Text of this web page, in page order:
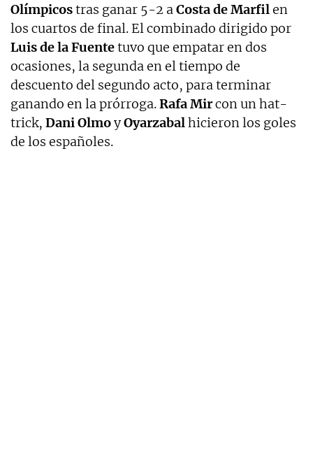
Olímpicostras ganar 5-2 aCosta de Marfilen
los cuartos de final. El combinado dirigido por
Luis de la Fuentetuvo que empatar en dos
ocasiones, la segunda en el tiempo de
descuento del segundo acto, para terminar
ganando en la prórroga.Rafa Mircon un hat-
trick, Dani OlmoyOyarzabalhicieron los goles
de los españoles.